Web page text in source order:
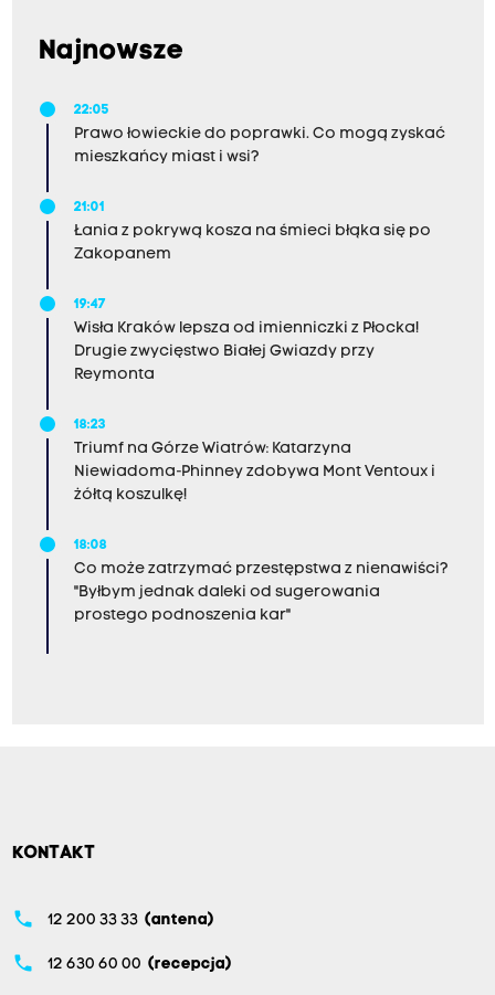
Najnowsze
22:05
Prawo łowieckie do poprawki. Co mogą zyskać
mieszkańcy miast i wsi?
21:01
Łania z pokrywą kosza na śmieci błąka się po
Zakopanem
19:47
Wisła Kraków lepsza od imienniczki z Płocka!
Drugie zwycięstwo Białej Gwiazdy przy
Reymonta
18:23
Triumf na Górze Wiatrów: Katarzyna
Niewiadoma-Phinney zdobywa Mont Ventoux i
żółtą koszulkę!
18:08
Co może zatrzymać przestępstwa z nienawiści?
"Byłbym jednak daleki od sugerowania
prostego podnoszenia kar"
KONTAKT
phone 12 200 33 33 (antena)
phone 12 630 60 00 (recepcja)